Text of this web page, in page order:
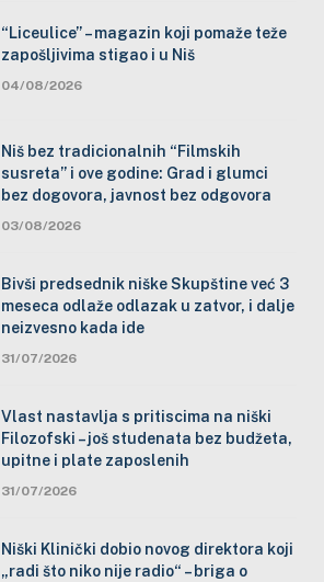
“Liceulice” – magazin koji pomaže teže
zapošljivima stigao i u Niš
04/08/2026
Niš bez tradicionalnih “Filmskih
susreta” i ove godine: Grad i glumci
bez dogovora, javnost bez odgovora
03/08/2026
Bivši predsednik niške Skupštine već 3
meseca odlaže odlazak u zatvor, i dalje
neizvesno kada ide
31/07/2026
Vlast nastavlja s pritiscima na niški
Filozofski – još studenata bez budžeta,
upitne i plate zaposlenih
31/07/2026
Niški Klinički dobio novog direktora koji
„radi što niko nije radio“ – briga o